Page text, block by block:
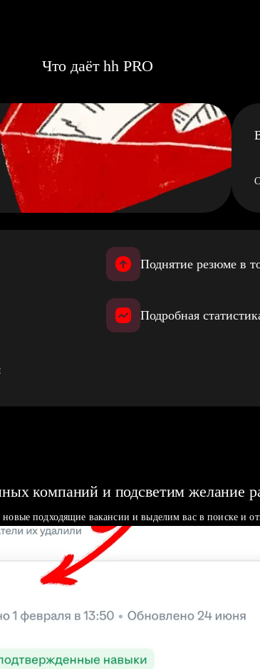
Что даёт hh PRO
Поднятие резюме в
Подробная
компаний и подсветим желание
подходящие вакансии и выделим вас в поиске и